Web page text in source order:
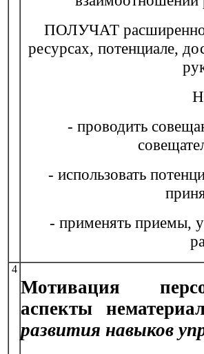
ПОЛУЧАТ
ресурсах, потенциале,
- проводить
- использовать
- применять приемы,
4
Мотивация
аспекты
развития навыков